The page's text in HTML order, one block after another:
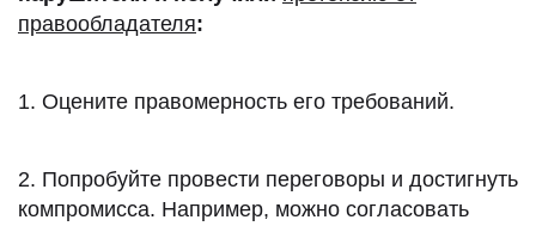
правообладателя:
1. Оцените правомерность его требований.
2. Попробуйте провести переговоры и достигнуть
компромисса. Например, можно согласовать